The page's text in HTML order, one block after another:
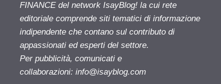
FINANCE del network IsayBlog! la cui rete
editoriale comprende siti tematici di informazione
indipendente che contano sul contributo di
appassionati ed esperti del settore.
Per pubblicità, comunicati e
collaborazioni: info@isayblog.com